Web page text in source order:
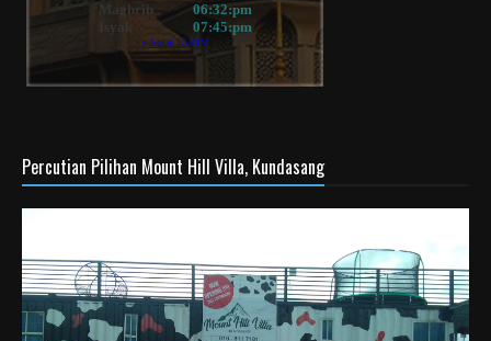
Percutian Pilihan Mount Hill Villa, Kundasang